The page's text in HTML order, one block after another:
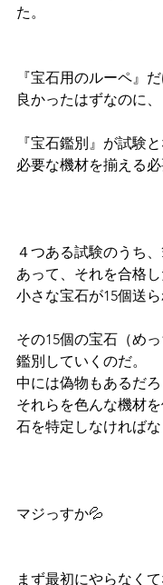
た。
『宝石用のルーペ』
良かったはずなのに、
『宝石鑑別』が試験
必要な機材を揃える必
４つある試験のうち
あって、それを合格
小さな宝石が15個送ら
その15個の宝石（め
鑑別していくのだ。
中には偽物もあるだろ
それらを色んな機材を
石を特定しなければな
マジっすか💦
まず最初にやらなくて